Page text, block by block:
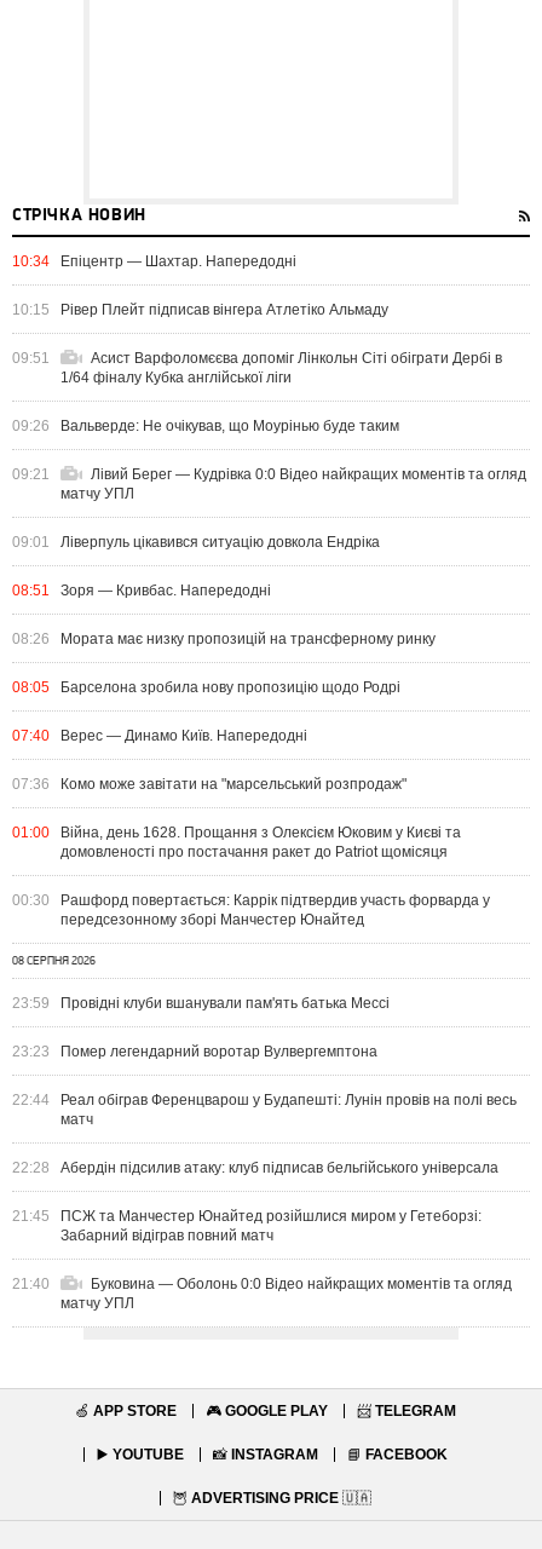
СТРІЧКА НОВИН
10:34 Епіцентр — Шахтар. Напередодні
10:15 Рівер Плейт підписав вінгера Атлетіко Альмаду
09:51
Асист Варфоломєєва допоміг Лінкольн Сіті обіграти Дербі в
1/64 фіналу Кубка англійської ліги
09:26 Вальверде: Не очікував, що Моурінью буде таким
09:21
Лівий Берег — Кудрівка 0:0 Відео найкращих моментів та огляд
матчу УПЛ
09:01 Ліверпуль цікавився ситуацію довкола Ендріка
08:51 Зоря — Кривбас. Напередодні
08:26 Мората має низку пропозицій на трансферному ринку
08:05 Барселона зробила нову пропозицію щодо Родрі
07:40 Верес — Динамо Київ. Напередодні
07:36 Комо може завітати на "марсельський розпродаж"
01:00
Війна, день 1628. Прощання з Олексієм Юковим у Києві та
домовленості про постачання ракет до Patriot щомісяця
00:30
Рашфорд повертається: Каррік підтвердив участь форварда у
передсезонному зборі Манчестер Юнайтед
08 СЕРПНЯ 2026
23:59 Провідні клуби вшанували пам'ять батька Мессі
23:23 Помер легендарний воротар Вулвергемптона
22:44
Реал обіграв Ференцварош у Будапешті: Лунін провів на полі весь
матч
22:28 Абердін підсилив атаку: клуб підписав бельгійського універсала
21:45
ПСЖ та Манчестер Юнайтед розійшлися миром у Гетеборзі:
Забарний відіграв повний матч
21:40
Буковина — Оболонь 0:0 Відео найкращих моментів та огляд
матчу УПЛ
🍏 APP STORE 🎮 GOOGLE PLAY 📨 TELEGRAM
▶️ YOUTUBE 📸 INSTAGRAM 📘 FACEBOOK
🦉 ADVERTISING PRICE 🇺🇦